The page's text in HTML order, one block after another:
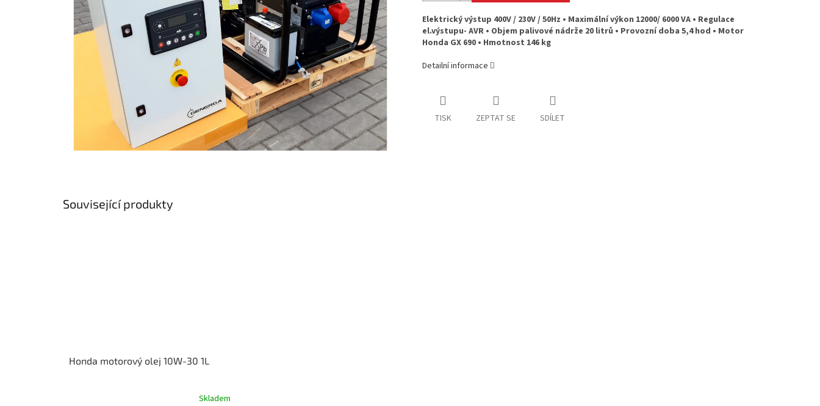
Elektrický výstup 400V / 230V / 50Hz • Maximální výkon 12000/ 6000 VA • Regulace
el.výstupu- AVR • Objem palivové nádrže 20 litrů • Provozní doba 5,4 hod • Motor
Honda GX 690 • Hmotnost 146 kg
Detailní informace
TISK ZEPTAT SE SDÍLET
Související produkty
Honda motorový olej 10W-30 1L
Skladem